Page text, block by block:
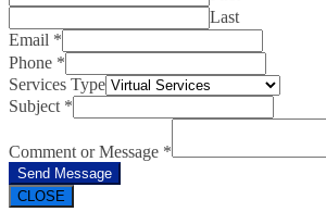
Last
Email *
Phone *
Services Type
Subject *
Comment or Message *
Send Message
CLOSE